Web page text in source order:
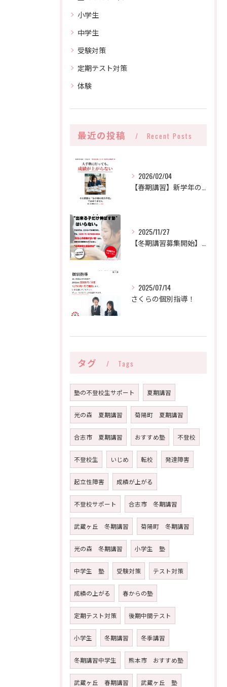
小学生
中学生
受験対策
定期テスト対策
体験
最近の投稿 Recent Posts
2026/02/04
2025/11/27
2025/07/14
さくらの個別指導！
タグ Tags
塾の不登校生サポート 夏期講習
光の森 夏期講習 菊陽町 夏期講習
合志市 夏期講習 おすすめ塾 不登校
不登校生 いじめ 転校 発達障害
起立性障害 成績が上がる
不登校サポート 合志市 冬期講習
武蔵ヶ丘 冬期講習 菊陽町 冬期講習
光の森 冬期講習 小学生 塾
中学生 塾 受験対策 テスト対策
成績の上がる 春からの塾
定期テスト対策 後期中間テスト
小学生 冬期講習 冬季講習
冬期講習中学生 熊本市 おすすめ塾
武蔵ヶ丘 春期講習 武蔵ヶ丘 塾